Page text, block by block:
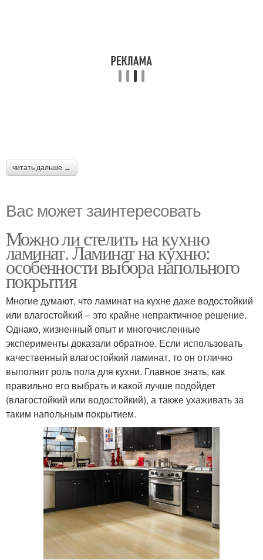
читать дальше →
Вас может заинтересовать
Можно ли стелить на кухню
ламинат. Ламинат на кухню:
особенности выбора напольного
покрытия
Многие думают, что ламинат на кухне даже водостойкий
или влагостойкий – это крайне непрактичное решение.
Однако, жизненный опыт и многочисленные
эксперименты доказали обратное. Если использовать
качественный влагостойкий ламинат, то он отлично
выполнит роль пола для кухни. Главное знать, как
правильно его выбрать и какой лучше подойдет
(влагостойкий или водостойкий), а также ухаживать за
таким напольным покрытием.